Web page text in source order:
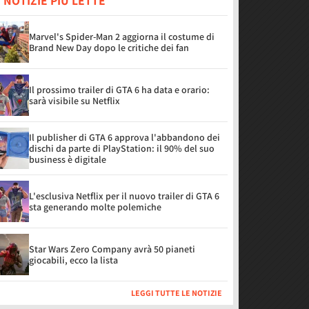
Marvel's Spider-Man 2 aggiorna il costume di
Brand New Day dopo le critiche dei fan
Il prossimo trailer di GTA 6 ha data e orario:
sarà visibile su Netflix
Il publisher di GTA 6 approva l'abbandono dei
dischi da parte di PlayStation: il 90% del suo
business è digitale
L'esclusiva Netflix per il nuovo trailer di GTA 6
sta generando molte polemiche
Star Wars Zero Company avrà 50 pianeti
giocabili, ecco la lista
LEGGI TUTTE LE NOTIZIE